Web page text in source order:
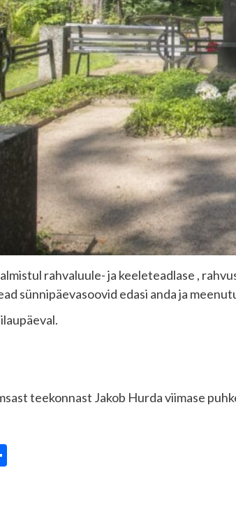
rahvaluule- ja keeleteadlase ,
sünnipäevasoovid edasi anda ja
teekonnast Jakob Hurda viimase